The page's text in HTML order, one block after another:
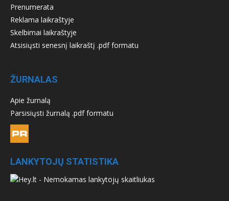
Prenumerata
Reklama laikraštyje
Skelbimai laikraštyje
Atsisiųsti senesnį laikraštį .pdf formatu
ŽURNALAS
Apie žurnalą
Parsisiųsti žurnalą .pdf formatu
LANKYTOJŲ STATISTIKA